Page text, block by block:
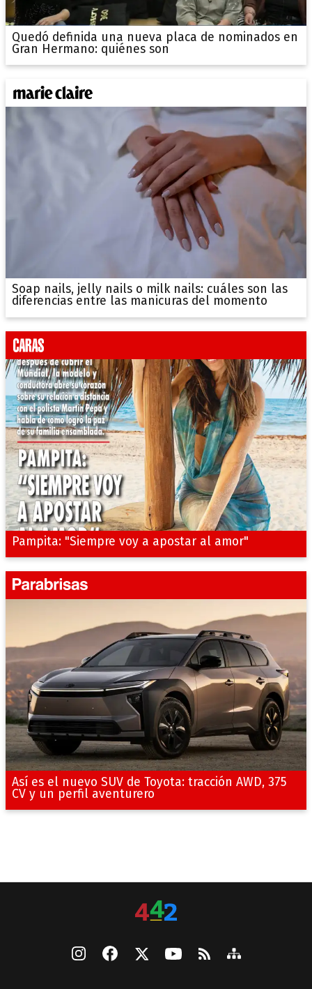
Quedó definida una nueva placa de nominados en
Gran Hermano: quiénes son
Soap nails, jelly nails o milk nails: cuáles son las
diferencias entre las manicuras del momento
Pampita: "Siempre voy a apostar al amor"
Así es el nuevo SUV de Toyota: tracción AWD, 375
CV y un perfil aventurero